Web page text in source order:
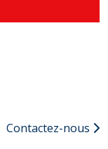
Contactez-nous